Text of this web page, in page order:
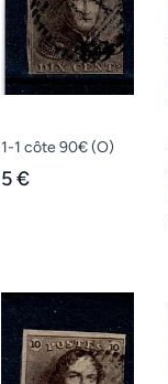
1-1 côte 90€(O)
5 €